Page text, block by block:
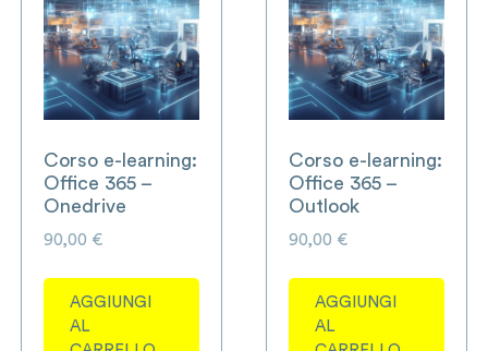
Corso e-learning:
Office 365 –
Onedrive
90,00 €
AGGIUNGI
AL
Corso e-learning:
Office 365 –
Outlook
90,00 €
AGGIUNGI
AL